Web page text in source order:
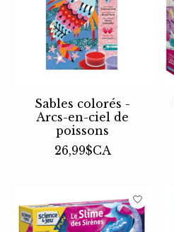
Sables colorés -
Arcs-en-ciel de
poissons
26,99$CA